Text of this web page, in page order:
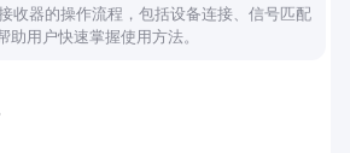
收器的操作流程，包括设备连接、信号匹配
助用户快速掌握使用方法。